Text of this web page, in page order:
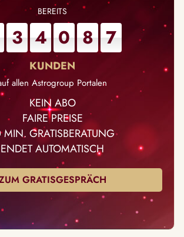
3 4 0 8 7
allen Astrogroup Portalen
KEIN ABO
FAIRE PREISE
MIN. GRATISBERATUNG
ENDET AUTOMATISCH
GRATISGESPRÄCH